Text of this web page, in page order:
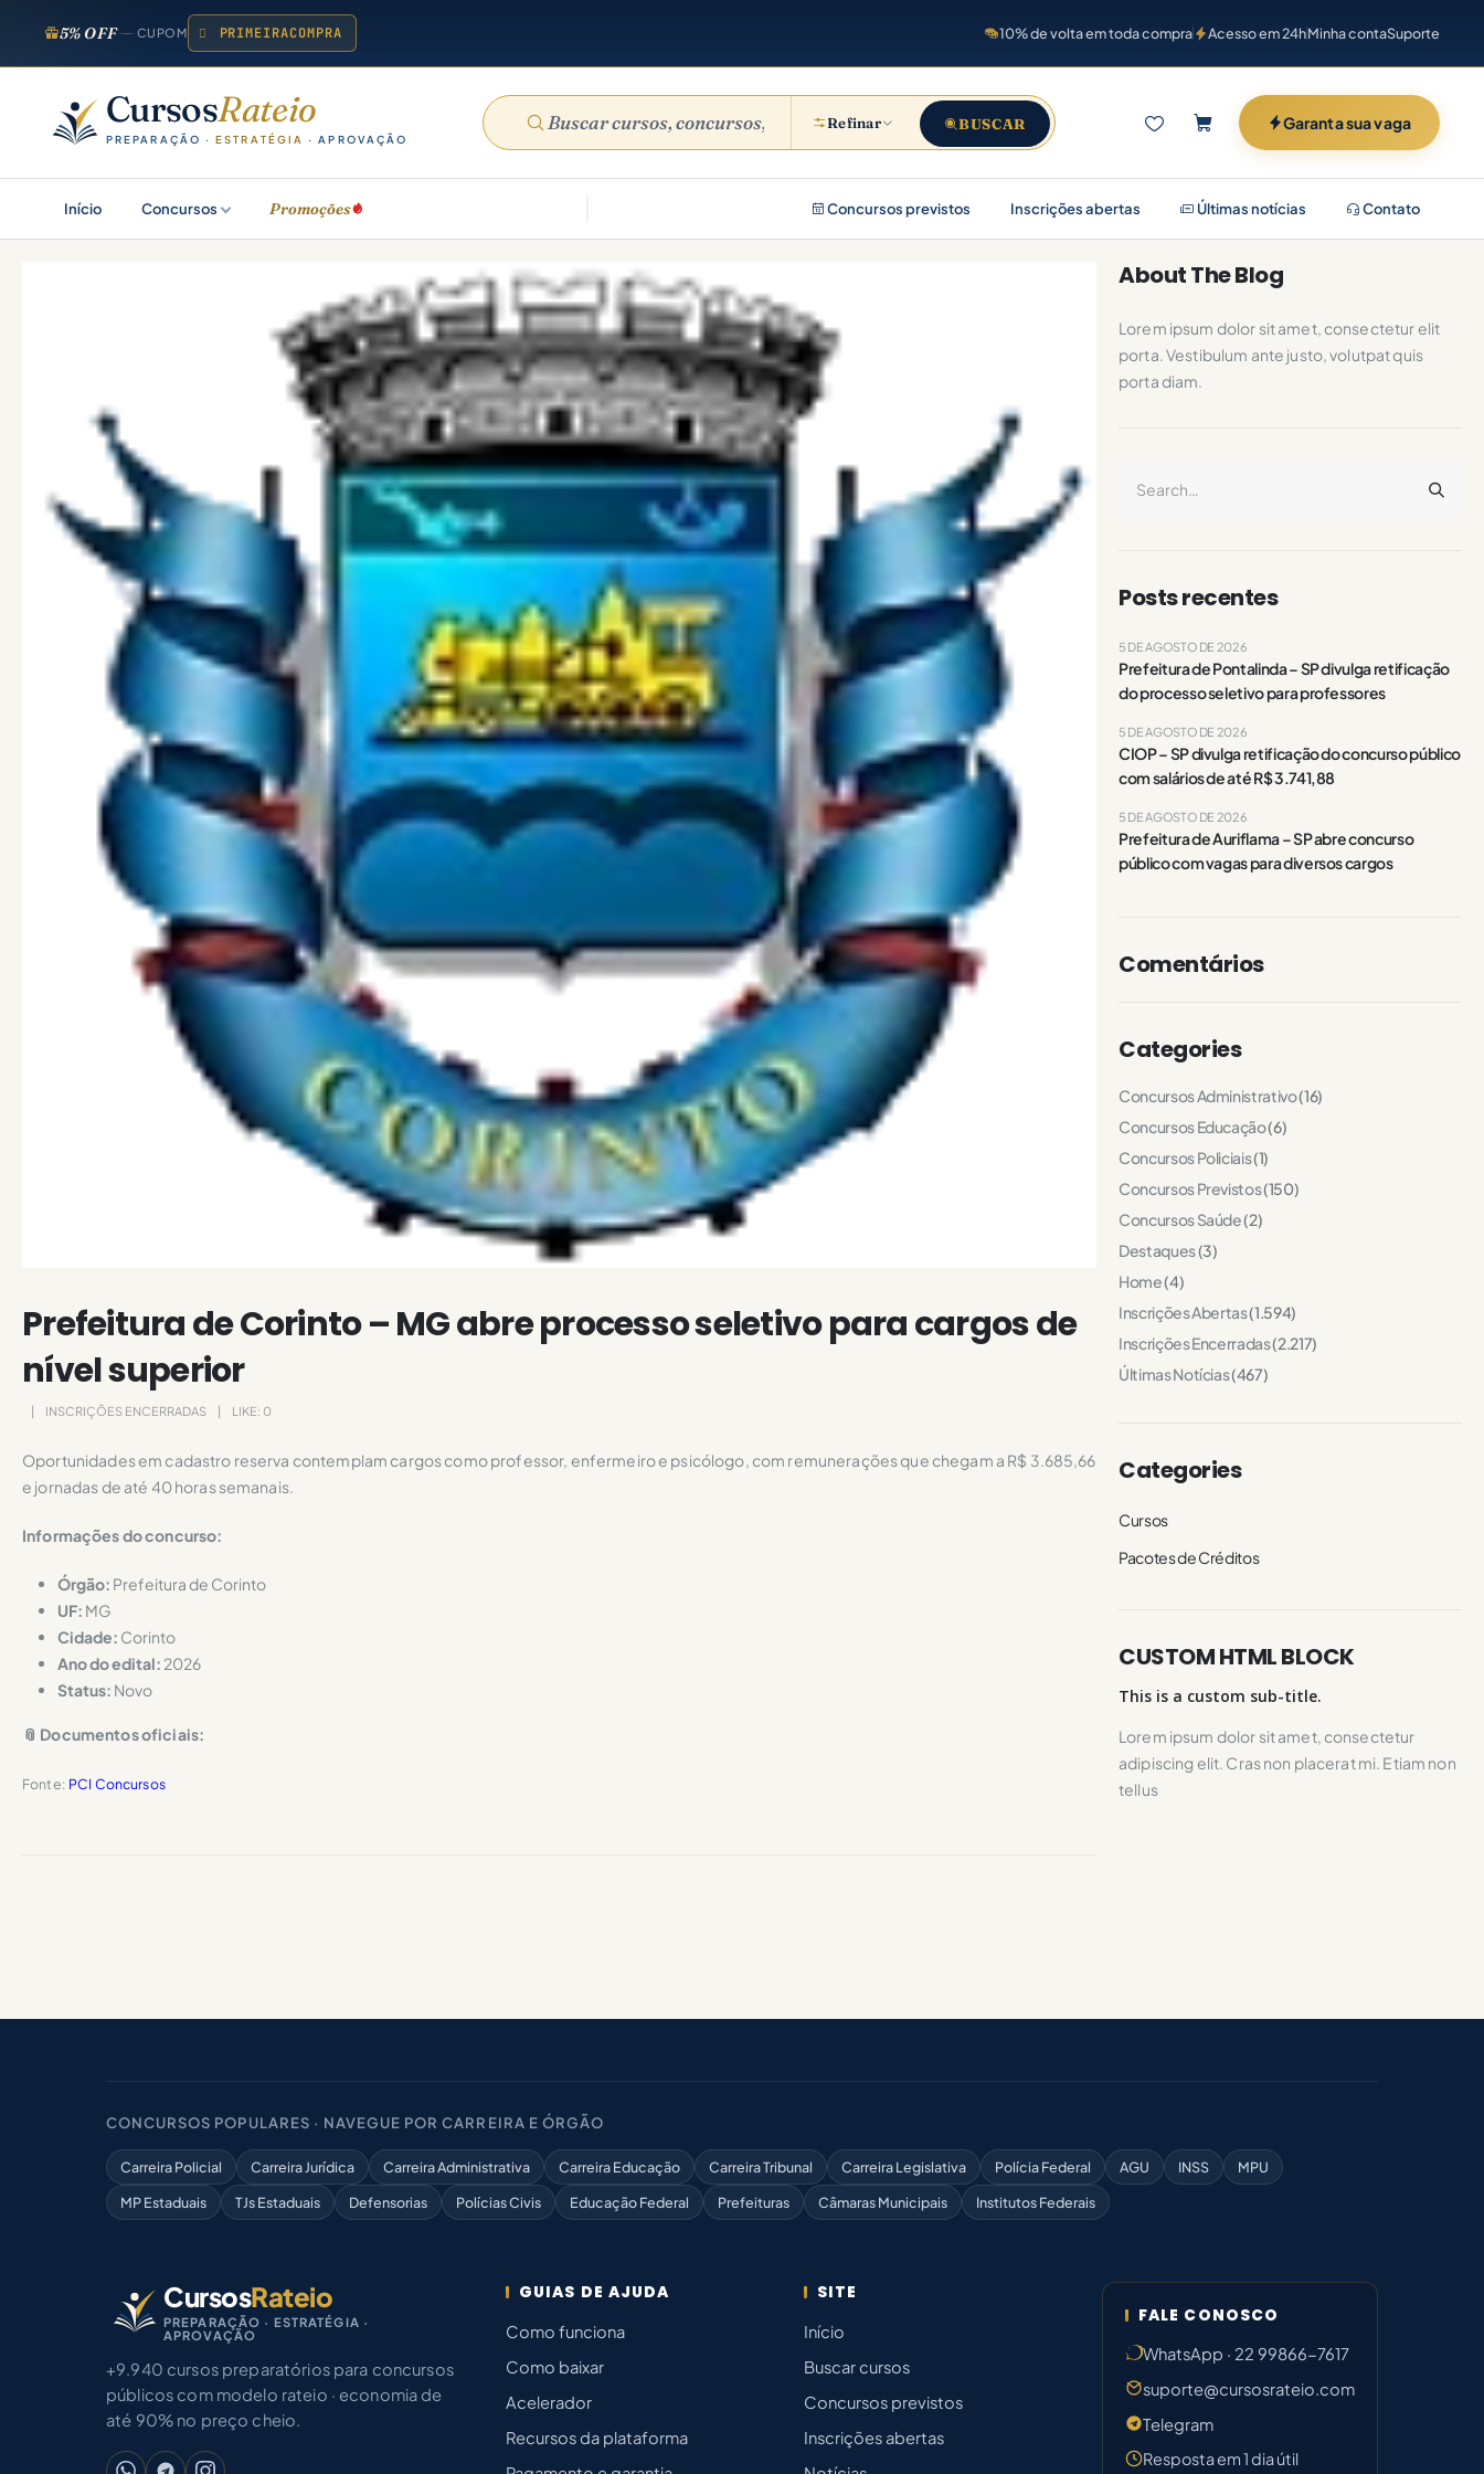
5% OFF CUPOM PRIMEIRACOMPRA 10% de volta em toda compra Acesso em 24hMinha contaSuporte
CursosRateio
PREPARAÇÃO ·ESTRATÉGIA · APROVAÇÃO
Refinar BUSCAR Garanta sua vaga
Início Concursos Promoções Concursos previstos Inscrições abertas Últimas notícias Contato
Prefeitura de Corinto – MG abre processo seletivo para cargos de
nível superior
INSCRIÇÕES ENCERRADAS LIKE: 0
Oportunidades em cadastro reserva contemplam cargos como professor, enfermeiro e psicólogo, com remunerações que chegam a R$ 3.685,66
e jornadas de até 40 horas semanais.
Informações do concurso:
Órgão: Prefeitura de Corinto
UF: MG
Cidade: Corinto
Ano do edital: 2026
Status: Novo
📎 Documentos oficiais:
Fonte: PCI Concursos
About The Blog
Lorem ipsum dolor sit amet, consectetur elit
porta. Vestibulum ante justo, volutpat quis
porta diam.
Posts recentes
Prefeitura de Pontalinda – SP divulga retificação
do processo seletivo para professores
5 DE AGOSTO DE 2026
CIOP – SP divulga retificação do concurso público
com salários de até R$ 3.741,88
5 DE AGOSTO DE 2026
Prefeitura de Auriflama – SP abre concurso
público com vagas para diversos cargos
5 DE AGOSTO DE 2026
Comentários
Categories
Concursos Administrativo(16)
Concursos Educação(6)
Concursos Policiais(1)
Concursos Previstos(150)
Concursos Saúde(2)
Destaques(3)
Home(4)
Inscrições Abertas(1.594)
Inscrições Encerradas(2.217)
Últimas Notícias(467)
Categories
Cursos
Pacotes de Créditos
CUSTOM HTML BLOCK
This is a custom sub-title.
Lorem ipsum dolor sit amet, consectetur
adipiscing elit. Cras non placerat mi. Etiam non
tellus
CONCURSOS POPULARES · NAVEGUE POR CARREIRA E ÓRGÃO
Carreira Policial Carreira Jurídica Carreira Administrativa Carreira Educação Carreira Tribunal Carreira Legislativa Polícia Federal AGU INSS
MPU
MP Estaduais
TJs Estaduais Defensorias Polícias Civis Educação Federal Prefeituras Câmaras Municipais Institutos Federais
CursosRateio
PREPARAÇÃO · ESTRATÉGIA ·
APROVAÇÃO
+9.940 cursos preparatórios para concursos
públicos com modelo rateio · economia de
até 90% no preço cheio.
GUIAS DE AJUDA
Como funciona
Como baixar
Acelerador
Recursos da plataforma
SITE
Início
Buscar cursos
Concursos previstos
Inscrições abertas
FALE CONOSCO
WhatsApp · 22 99866-7617
suporte@cursosrateio.com
Telegram
Resposta em 1 dia útil